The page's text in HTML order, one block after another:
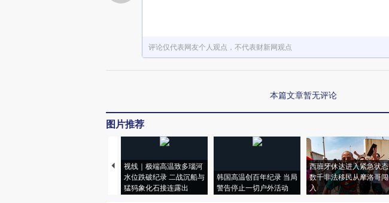
评论仅代表网友个人观点，不代表财新网观点
本篇文章暂无评论
图片推荐
视线｜极端高温致多瑙河
水位跌破纪录 二战沉船与
猛犸象化石接连露出
韩国高温创百年纪录 当局
警告停止一切户外活动
西班牙休达进入紧急状态
数千非法移民从摩洛哥闯
入